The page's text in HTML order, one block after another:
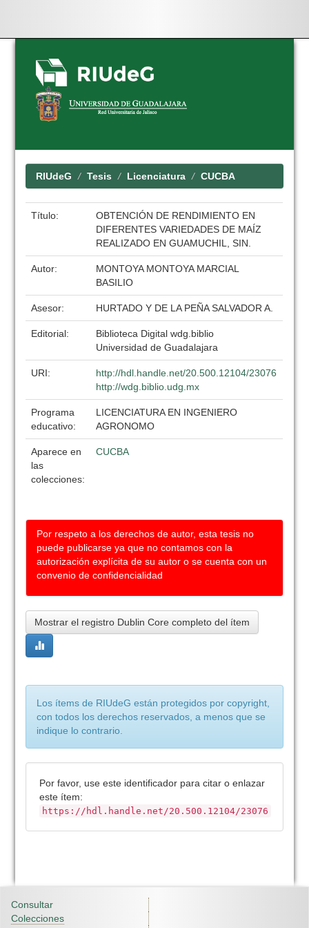
Skip
navigation
RIUdeG Tesis Licenciatura CUCBA
Título:
OBTENCIÓN DE RENDIMIENTO EN
DIFERENTES VARIEDADES DE MAÍZ
REALIZADO EN GUAMUCHIL, SIN.
Autor:
MONTOYA MONTOYA MARCIAL
BASILIO
Asesor: HURTADO Y DE LA PEÑA SALVADOR A.
Editorial:
Biblioteca Digital wdg.biblio
Universidad de Guadalajara
URI:
http://hdl.handle.net/20.500.12104/23076
http://wdg.biblio.udg.mx
Programa
educativo:
LICENCIATURA EN INGENIERO
AGRONOMO
Aparece en
las
colecciones:
CUCBA
Por respeto a los derechos de autor, esta tesis no
puede publicarse ya que no contamos con la
autorización explícita de su autor o se cuenta con un
convenio de confidencialidad
Mostrar el registro Dublin Core completo del ítem
Los ítems de RIUdeG están protegidos por copyright,
con todos los derechos reservados, a menos que se
indique lo contrario.
Por favor, use este identificador para citar o enlazar
este ítem:
https://hdl.handle.net/20.500.12104/23076
Consultar
Colecciones